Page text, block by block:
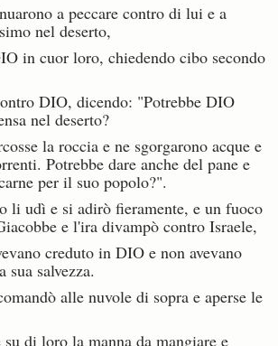
a peccare contro di lui e a
nel deserto,
in cuor loro, chiedendo cibo secondo
DIO, dicendo: "Potrebbe DIO
nel deserto?
la roccia e ne sgorgarono acque e
Potrebbe dare anche del pane e
per il suo popolo?".
li udì e si adirò fieramente, e un fuoco
e l'ira divampò contro Israele,
creduto in DIO e non avevano
sua salvezza.
alle nuvole di sopra e aperse le
su di loro la manna da mangiare e